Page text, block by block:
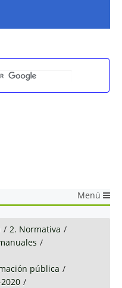
Menú
/ 2. Normativa /
/
pública /
/